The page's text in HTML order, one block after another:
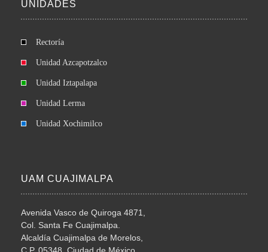
UNIDADES
Rectoría
Unidad Azcapotzalco
Unidad Iztapalapa
Unidad Lerma
Unidad Xochimilco
UAM CUAJIMALPA
Avenida Vasco de Quiroga 4871,
Col. Santa Fe Cuajimalpa.
Alcaldía Cuajimalpa de Morelos,